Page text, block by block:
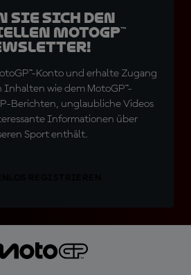
Sie sich den
MotoGP™
Konto und erhalte Zugang
Inhalten wie dem MotoGP™-
Berichten, unglaubliche Videos
Informationen über
Sport enthält.